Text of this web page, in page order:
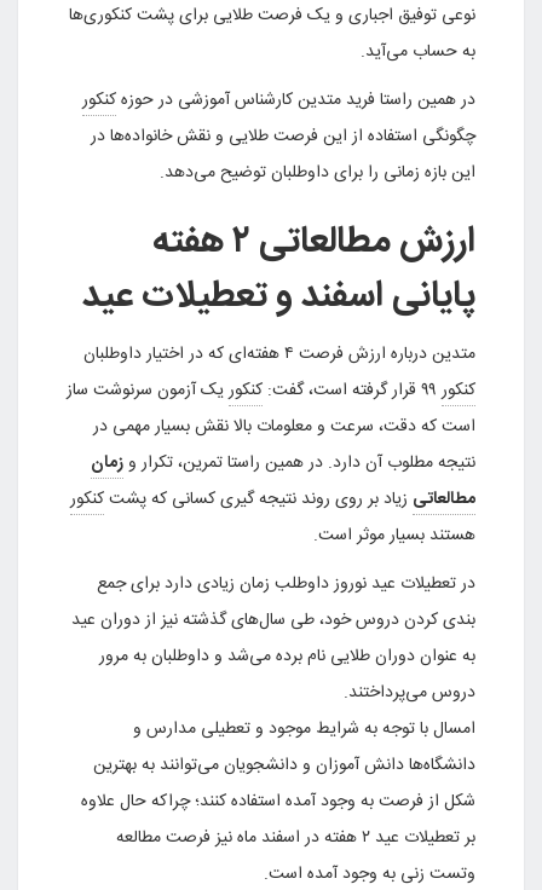
نوعی توفیق اجباری و یک فرصت طلایی برای پشت کنکوری‌ها
به حساب می‌آید.
در همین راستا فرید متدین کارشناس آموزشی در حوزهکنکور
چگونگی استفاده از این فرصت طلایی و نقش خانواده‌ها در
این بازه زمانی را برای داوطلبان توضیح می‌دهد.
ارزش مطالعاتی ۲ هفته
پایانی اسفند و تعطیلات عید
متدین درباره ارزش فرصت ۴ هفته‌ای که در اختیار داوطلبان
کنکور۹۹ قرار گرفته است، گفت: کنکوریک آزمون سرنوشت ساز
است که دقت، سرعت و معلومات بالا نقش بسیار مهمی در
نتیجه مطلوب آن دارد. در همین راستا تمرین، تکرار وزمان
مطالعاتی زیاد بر روی روند نتیجه گیری کسانی که پشتکنکور
هستند بسیار موثر است.
در تعطیلات عید نوروز داوطلب زمان زیادی دارد برای جمع
بندی کردن دروس خود، طی سال‌های گذشته نیز از دوران عید
به عنوان دوران طلایی نام برده می‌شد و داوطلبان به مرور
دروس می‌پرداختند.
امسال با توجه به شرایط موجود و تعطیلی مدارس و
دانشگاه‌ها دانش آموزان و دانشجویان می‌توانند به بهترین
شکل از فرصت به وجود آمده استفاده کنند؛ چراکه حال علاوه
بر تعطیلات عید ۲ هفته در اسفند ماه نیز فرصت مطالعه
وتست زنی به وجود آمده است.